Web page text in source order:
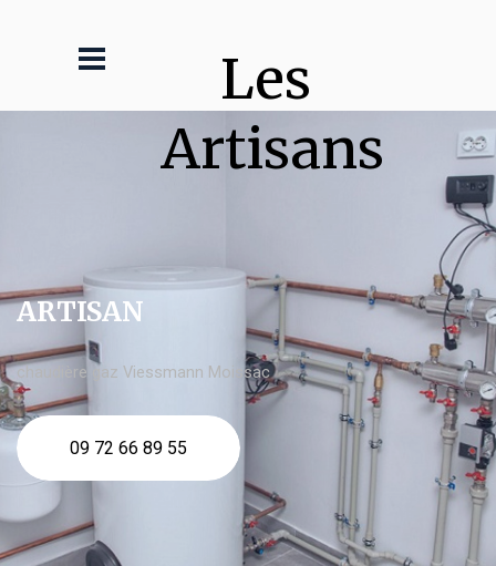
Les
Artisans
ARTISAN
chaudière gaz Viessmann Moissac
09 72 66 89 55